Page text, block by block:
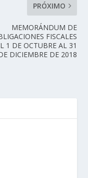
PRÓXIMO
MEMORÁNDUM DE
FISCALES
1 DE OCTUBRE AL 31
DICIEMBRE DE 2018